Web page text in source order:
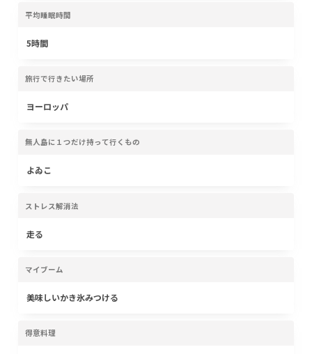
平均睡眠時間
5時間
旅行で行きたい場所
ヨーロッパ
無人島に１つだけ持って行くもの
よゐこ
ストレス解消法
走る
マイブーム
美味しいかき氷みつける
得意料理